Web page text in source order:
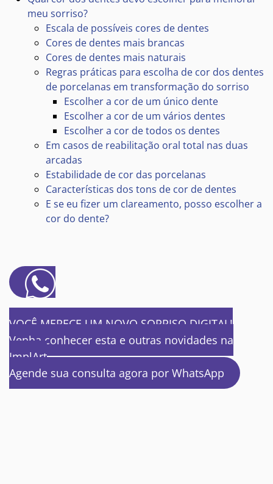
meu sorriso?
Escala de possíveis cores de dentes
Cores de dentes mais brancas
Cores de dentes mais naturais
Regras práticas para escolha de cor dos dentes
de porcelanas em transformação do sorriso
Escolher a cor de um único dente
Escolher a cor de um vários dentes
Escolher a cor de todos os dentes
Em casos de reabilitação oral total nas duas
arcadas
Estabilidade de cor das porcelanas
Características dos tons de cor de dentes
E se eu fizer um clareamento, posso escolher a
cor do dente?
VOCÊ MERECE UM NOVO SORRISO DIGITAL!
Venha conhecer esta e outras novidades na
ImplArt
Agende sua consulta agora por WhatsApp